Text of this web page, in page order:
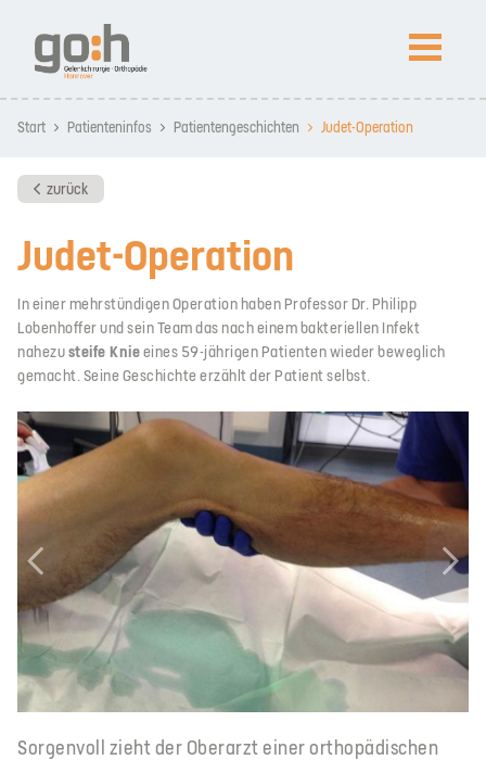
Kompetenz
Patienteninfos
NEWS
Start Patienteninfos Patientengeschichten Judet-Operation
zurück
Judet-Operation
In einer mehrstündigen Operation haben Professor Dr. Philipp
Lobenhoffer und sein Team das nach einem bakteriellen Infekt
nahezusteife Knieeines 59-jährigen Patienten wieder beweglich
gemacht. Seine Geschichte erzählt der Patient selbst.
Sorgenvoll zieht der Oberarzt einer orthopädischen